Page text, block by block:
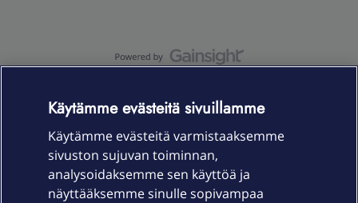
Laitteet & liittymät
Käytämme evästeitä sivuillamme
Käytämme evästeitä varmistaaksemme
sivuston sujuvan toiminnan,
analysoidaksemme sen käyttöä ja
näyttääksemme sinulle sopivampaa